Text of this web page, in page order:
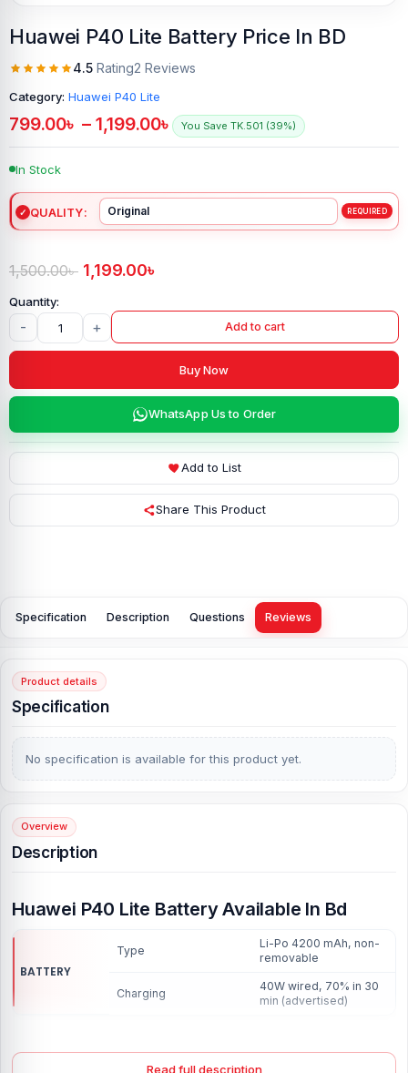
Huawei P40 Lite Battery Price In BD
4.5 Rating2 Reviews
Category: Huawei P40 Lite
799.00৳ – 1,199.00৳ You Save TK.501 (39%)
In Stock
QUALITY
1,500.00৳ 1,199.00৳
- + Add to cart
Buy Now
WhatsApp Us to Order
Add to List
Share This Product
Specification Description Questions Reviews
Product details
Specification
No specification is available for this product yet.
Overview
Description
Huawei P40 Lite Battery Available In Bd
BATTERY
Type
Li-Po 4200 mAh, non-
removable
Charging
40W wired, 70% in 30
min (advertised)
We will give you a replacement guarantee
Read full description